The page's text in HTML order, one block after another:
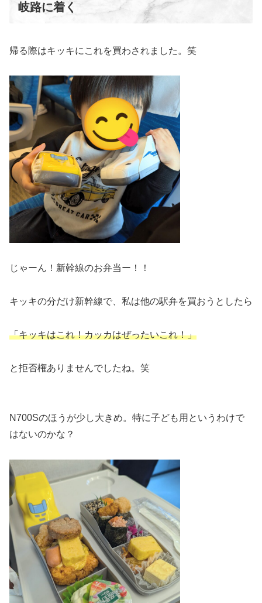
岐路に着く
帰る際はキッキにこれを買わされました。笑
じゃーん！新幹線のお弁当ー！！
キッキの分だけ新幹線で、私は他の駅弁を買おうとしたら
「キッキはこれ！カッカはぜったいこれ！」
と拒否権ありませんでしたね。笑
N700Sのほうが少し大きめ。特に子ども用というわけで
はないのかな？